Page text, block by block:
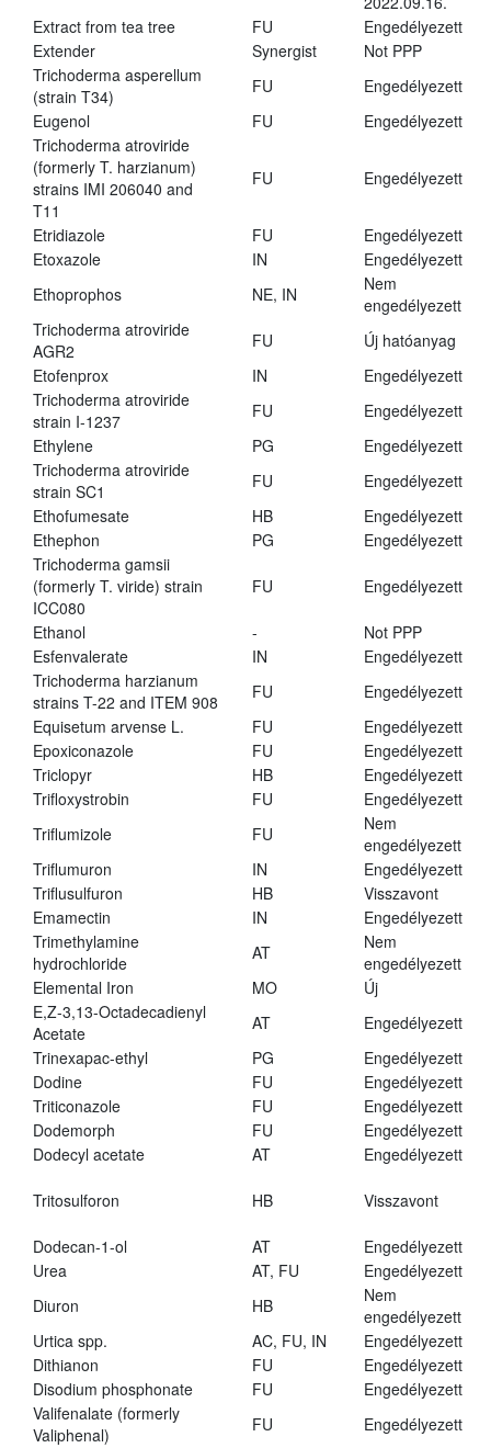
Extract from tea tree
FU
Engedélyezett
Extender
Synergist
Not PPP
Trichoderma asperellum
(strain T34)
FU
Engedélyezett
Eugenol
FU
Engedélyezett
Trichoderma atroviride
(formerly T. harzianum)
strains IMI 206040 and
T11
FU Engedélyezett
Etridiazole FU
Engedélyezett
Etoxazole
IN
Engedélyezett
Ethoprophos
NE, IN
Nem
engedélyezett
Trichoderma atroviride
AGR2
FU
Új hatóanyag
Etofenprox
IN
Engedélyezett
Trichoderma atroviride
strain I-1237
FU
Engedélyezett
Ethylene
PG
Engedélyezett
Trichoderma atroviride
strain SC1
FU
Engedélyezett
Ethofumesate
HB
Engedélyezett
Ethephon
PG
Engedélyezett
Trichoderma gamsii
(formerly T. viride) strain
ICC080
FU Engedélyezett
Ethanol -
Not PPP
Esfenvalerate
IN
Engedélyezett
Trichoderma harzianum
strains T-22 and ITEM 908
FU
Engedélyezett
Equisetum arvense L.
FU
Engedélyezett
Epoxiconazole
FU
Engedélyezett
Triclopyr
HB
Engedélyezett
Trifloxystrobin
FU
Engedélyezett
Triflumizole
FU
Nem
engedélyezett
Triflumuron
IN
Engedélyezett
Triflusulfuron
HB
Visszavont
Emamectin
IN
Engedélyezett
Trimethylamine
hydrochloride
AT
Nem
engedélyezett
Elemental Iron
MO
Új
E,Z-3,13-Octadecadienyl
Acetate
AT
Engedélyezett
Trinexapac-ethyl
PG
Engedélyezett
Dodine
FU
Engedélyezett
Triticonazole
FU
Engedélyezett
Dodemorph
FU
Engedélyezett
Dodecyl acetate
AT Engedélyezett
Tritosulforon HB Visszavont
Dodecan-1-ol AT
Engedélyezett
Urea
AT, FU
Engedélyezett
Diuron
HB
Nem
engedélyezett
Urtica spp.
AC, FU, IN
Engedélyezett
Dithianon
FU
Engedélyezett
Disodium phosphonate
FU
Engedélyezett
Valifenalate (formerly
Valiphenal)
FU Engedélyezett